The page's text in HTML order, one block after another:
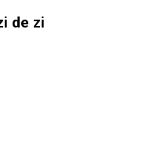
de zi